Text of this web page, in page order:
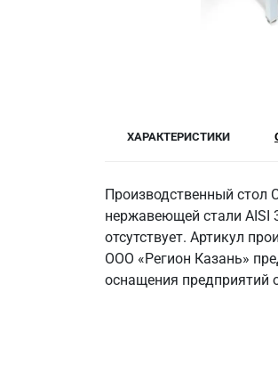
ХАРАКТЕРИСТИКИ
Производственный стол
нержавеющей стали AISI
отсутствует. Артикул
ООО «Регион Казань»
оснащения предприятий